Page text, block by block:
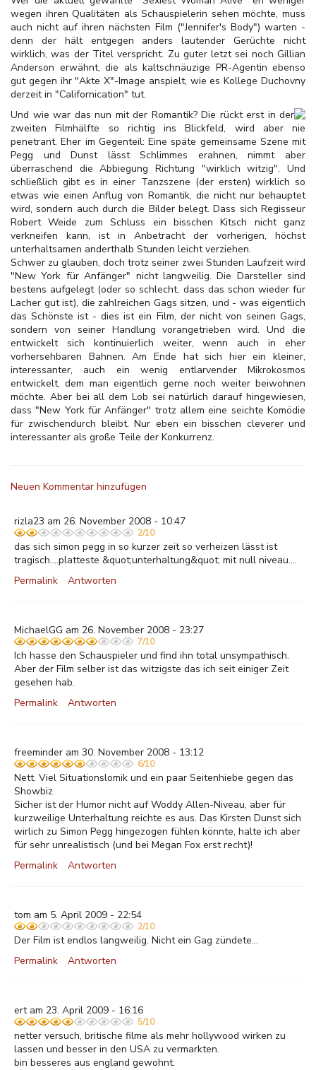
wegen ihren Qualitäten als Schauspielerin sehen möchte, muss
auch nicht auf ihren nächsten Film ("Jennifer's Body") warten -
denn der hält entgegen anders lautender Gerüchte nicht
wirklich, was der Titel verspricht. Zu guter letzt sei noch Gillian
Anderson erwähnt, die als kaltschnäuzige PR-Agentin ebenso
gut gegen ihr "Akte X"-Image anspielt, wie es Kollege Duchovny
derzeit in "Californication" tut.
Und wie war das nun mit der Romantik? Die rückt erst in der
zweiten Filmhälfte so richtig ins Blickfeld, wird aber nie
penetrant. Eher im Gegenteil: Eine späte gemeinsame Szene mit
Pegg und Dunst lässt Schlimmes erahnen, nimmt aber
überraschend die Abbiegung Richtung "wirklich witzig". Und
schließlich gibt es in einer Tanzszene (der ersten) wirklich so
etwas wie einen Anflug von Romantik, die nicht nur behauptet
wird, sondern auch durch die Bilder belegt. Dass sich Regisseur
Robert Weide zum Schluss ein bisschen Kitsch nicht ganz
verkneifen kann, ist in Anbetracht der vorherigen, höchst
unterhaltsamen anderthalb Stunden leicht verziehen.
Schwer zu glauben, doch trotz seiner zwei Stunden Laufzeit wird
"New York für Anfänger" nicht langweilig. Die Darsteller sind
bestens aufgelegt (oder so schlecht, dass das schon wieder für
Lacher gut ist), die zahlreichen Gags sitzen, und - was eigentlich
das Schönste ist - dies ist ein Film, der nicht von seinen Gags,
sondern von seiner Handlung vorangetrieben wird. Und die
entwickelt sich kontinuierlich weiter, wenn auch in eher
vorhersehbaren Bahnen. Am Ende hat sich hier ein kleiner,
interessanter, auch ein wenig entlarvender Mikrokosmos
entwickelt, dem man eigentlich gerne noch weiter beiwohnen
möchte. Aber bei all dem Lob sei natürlich darauf hingewiesen,
dass "New York für Anfänger" trotz allem eine seichte Komödie
für zwischendurch bleibt. Nur eben ein bisschen cleverer und
interessanter als große Teile der Konkurrenz.
Neuen Kommentar hinzufügen
rizla23 am 26. November 2008 - 10:47
2/10
das sich simon pegg in so kurzer zeit so verheizen lässt ist
tragisch....platteste &quot;unterhaltung&quot; mit null niveau....
Permalink
Antworten
MichaelGG am 26. November 2008 - 23:27
7/10
Ich hasse den Schauspieler und find ihn total unsympathisch.
Aber der Film selber ist das witzigste das ich seit einiger Zeit
gesehen hab.
Permalink
Antworten
freeminder am 30. November 2008 - 13:12
6/10
Nett. Viel Situationslomik und ein paar Seitenhiebe gegen das
Showbiz.
Sicher ist der Humor nicht auf Woddy Allen-Niveau, aber für
kurzweilige Unterhaltung reichte es aus. Das Kirsten Dunst sich
wirlich zu Simon Pegg hingezogen fühlen könnte, halte ich aber
für sehr unrealistisch (und bei Megan Fox erst recht)!
Permalink
Antworten
tom am 5. April 2009 - 22:54
2/10
Der Film ist endlos langweilig. Nicht ein Gag zündete...
Permalink
Antworten
ert am 23. April 2009 - 16:16
5/10
netter versuch, britische filme als mehr hollywood wirken zu
lassen und besser in den USA zu vermarkten.
bin besseres aus england gewohnt.